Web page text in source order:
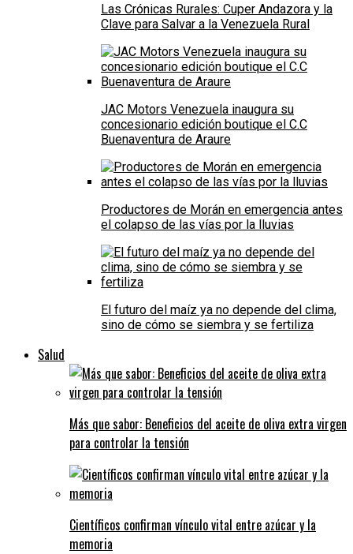
Las Crónicas Rurales: Cuper Andazora y la
Clave para Salvar a la Venezuela Rural
JAC Motors Venezuela inaugura su
concesionario edición boutique el C.C
Buenaventura de Araure
Productores de Morán en emergencia antes
el colapso de las vías por la lluvias
El futuro del maíz ya no depende del clima,
sino de cómo se siembra y se fertiliza
Salud
Más que sabor: Beneficios del aceite de oliva extra virgen
para controlar la tensión
Científicos confirman vínculo vital entre azúcar y la
memoria